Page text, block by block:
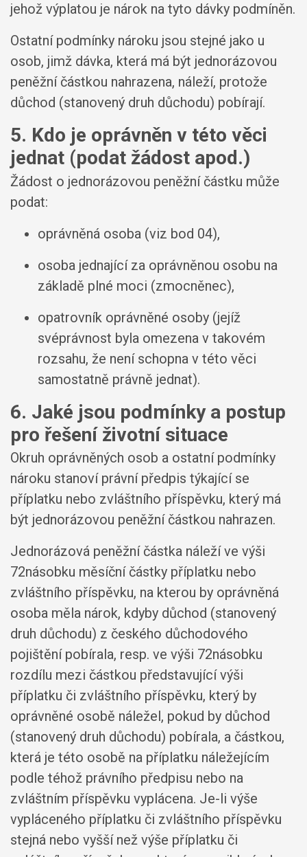
jehož výplatou je nárok na tyto dávky podmíněn.
Ostatní podmínky nároku jsou stejné jako u
osob, jimž dávka, která má být jednorázovou
peněžní částkou nahrazena, náleží, protože
důchod (stanovený druh důchodu) pobírají.
5. Kdo je oprávněn v této věci
jednat (podat žádost apod.)
Žádost o jednorázovou peněžní částku může
podat:
oprávněná osoba (viz bod 04),
osoba jednající za oprávněnou osobu na
základě plné moci (zmocněnec),
opatrovník oprávněné osoby (jejíž
svéprávnost byla omezena v takovém
rozsahu, že není schopna v této věci
samostatně právně jednat).
6. Jaké jsou podmínky a postup
pro řešení životní situace
Okruh oprávněných osob a ostatní podmínky
nároku stanoví právní předpis týkající se
příplatku nebo zvláštního příspěvku, který má
být jednorázovou peněžní částkou nahrazen.
Jednorázová peněžní částka náleží ve výši
72násobku měsíční částky příplatku nebo
zvláštního příspěvku, na kterou by oprávněná
osoba měla nárok, kdyby důchod (stanovený
druh důchodu) z českého důchodového
pojištění pobírala, resp. ve výši 72násobku
rozdílu mezi částkou představující výši
příplatku či zvláštního příspěvku, který by
oprávněné osobě náležel, pokud by důchod
(stanovený druh důchodu) pobírala, a částkou,
která je této osobě na příplatku náležejícím
podle téhož právního předpisu nebo na
zvláštním příspěvku vyplácena. Je-li výše
vypláceného příplatku či zvláštního příspěvku
stejná nebo vyšší než výše příplatku či